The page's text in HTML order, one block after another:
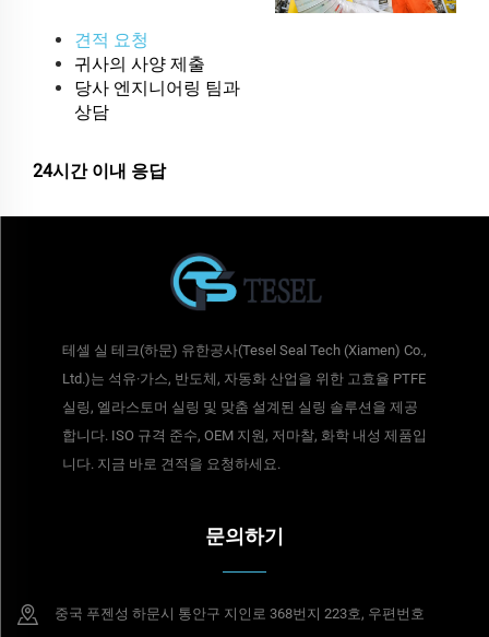
견적 요청
귀사의 사양 제출
당사 엔지니어링 팀과
상담
24시간 이내 응답
테셀 실 테크(하문) 유한공사(Tesel Seal Tech (Xiamen) Co.,
Ltd.)는 석유·가스, 반도체, 자동화 산업을 위한 고효율 PTFE
실링, 엘라스토머 실링 및 맞춤 설계된 실링 솔루션을 제공
합니다. ISO 규격 준수, OEM 지원, 저마찰, 화학 내성 제품입
니다. 지금 바로 견적을 요청하세요.
문의하기
중국 푸젠성 하문시 통안구 지인로 368번지 223호, 우편번호